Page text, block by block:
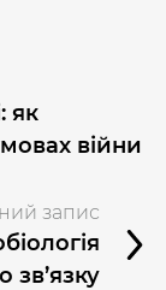
як
війни
запис
зв’язку